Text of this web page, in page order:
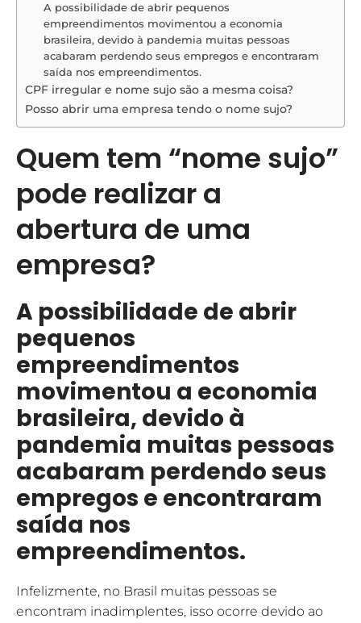
A possibilidade de abrir pequenos
empreendimentos movimentou a economia
brasileira, devido à pandemia muitas pessoas
acabaram perdendo seus empregos e encontraram
saída nos empreendimentos.
CPF irregular e nome sujo são a mesma coisa?
Posso abrir uma empresa tendo o nome sujo?
Quem tem “nome sujo”
pode realizar a
abertura de uma
empresa?
A possibilidade de abrir
pequenos
empreendimentos
movimentou a economia
brasileira, devido à
pandemia muitas pessoas
acabaram perdendo seus
empregos e encontraram
saída nos
empreendimentos.
Infelizmente, no Brasil muitas pessoas se
encontram inadimplentes, isso ocorre devido ao